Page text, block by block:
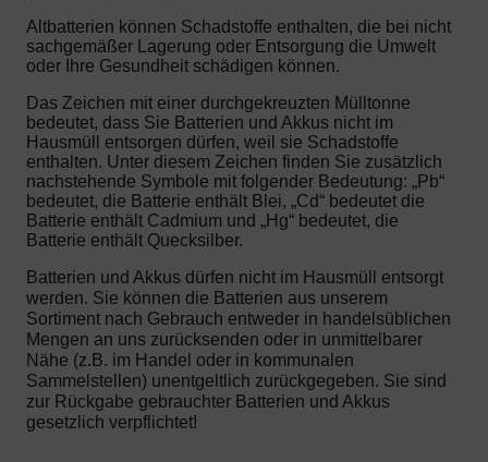
Altbatterien können Schadstoffe enthalten, die bei nicht
sachgemäßer Lagerung oder Entsorgung die Umwelt
oder Ihre Gesundheit schädigen können.
Das Zeichen mit einer durchgekreuzten Mülltonne
bedeutet, dass Sie Batterien und Akkus nicht im
Hausmüll entsorgen dürfen, weil sie Schadstoffe
enthalten. Unter diesem Zeichen finden Sie zusätzlich
nachstehende Symbole mit folgender Bedeutung: „Pb“
bedeutet, die Batterie enthält Blei, „Cd“ bedeutet die
Batterie enthält Cadmium und „Hg“ bedeutet, die
Batterie enthält Quecksilber.
Batterien und Akkus dürfen nicht im Hausmüll entsorgt
werden. Sie können die Batterien aus unserem
Sortiment nach Gebrauch entweder in handelsüblichen
Mengen an uns zurücksenden oder in unmittelbarer
Nähe (z.B. im Handel oder in kommunalen
Sammelstellen) unentgeltlich zurückgegeben. Sie sind
zur Rückgabe gebrauchter Batterien und Akkus
gesetzlich verpflichtet!